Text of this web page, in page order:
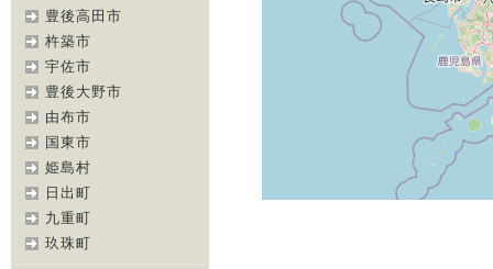
豊後高田市
杵築市
宇佐市
豊後大野市
由布市
国東市
姫島村
日出町
九重町
玖珠町